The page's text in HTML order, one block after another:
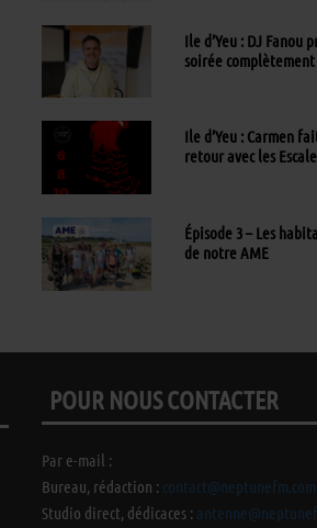
Ile d’Yeu : DJ Fanou
soirée
Ile d’Yeu : Carmen
retour avec les
Épisode 3 – Les
de notre AME
POUR NOUS CONTACTER
Par e-mail :
Bureau, rédaction : contact@neptunefm.com
Studio direct, dédicaces :